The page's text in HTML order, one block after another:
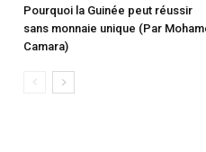
Pourquoi la Guinée peut réussir
sans monnaie unique (Par
Camara)